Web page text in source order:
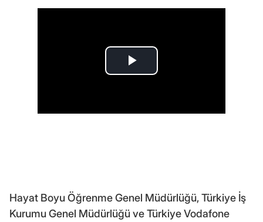
Hayat Boyu Öğrenme Genel Müdürlüğü, Türkiye İş
Kurumu Genel Müdürlüğü ve Türkiye Vodafone